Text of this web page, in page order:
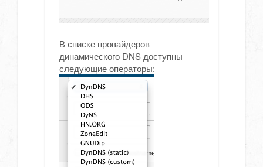
В списке провайдеров
динамического DNS доступны
следующие операторы: